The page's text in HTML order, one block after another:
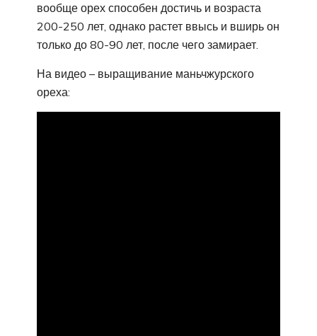
вообще орех способен достичь и возраста
200-250 лет, однако растет ввысь и вширь он
только до 80-90 лет, после чего замирает.
На видео – выращивание маньчжурского
ореха: